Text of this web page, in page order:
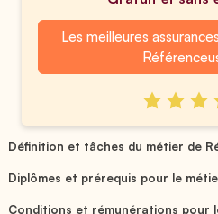
Les meilleures
Définition et tâches du métier de
Diplômes et prérequis pour le
Conditions et rémunérations pour